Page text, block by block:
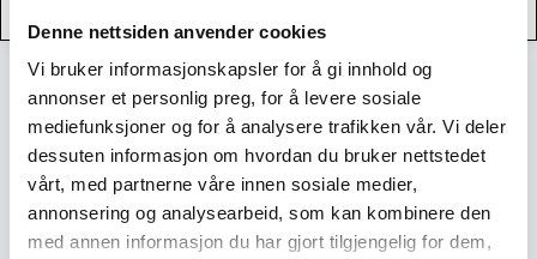
Denne nettsiden anvender cookies
Vi bruker informasjonskapsler for å gi innhold og
annonser et personlig preg, for å levere sosiale
mediefunksjoner og for å analysere trafikken vår. Vi deler
dessuten informasjon om hvordan du bruker nettstedet
vårt, med partnerne våre innen sosiale medier,
annonsering og analysearbeid, som kan kombinere den
med annen informasjon du har gjort tilgjengelig for dem,
14 dagers returrett
Rask levering